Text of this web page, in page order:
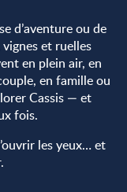
d’aventure ou de
et ruelles
en plein air, en
en famille ou
Cassis — et
fois.
les yeux… et